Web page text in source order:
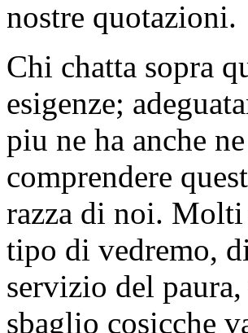
nostre quotazioni.
Chi chatta sopra
esigenze;
piu ne ha anche
comprendere
razza di noi.
tipo di vedremo,
servizio del
sbaglio cosicche